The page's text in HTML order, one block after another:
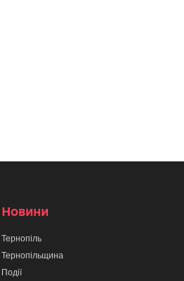
Новини
Тернопіль
Тернопільщина
Події